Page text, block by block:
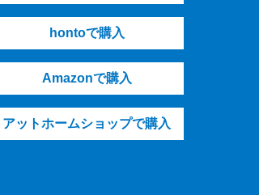
hontoで購入
Amazonで購入
アットホームショップで購入